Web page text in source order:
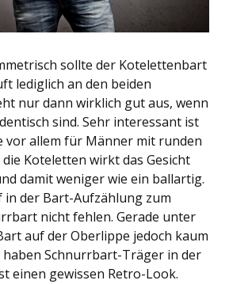
sollte der Kotelettenbart
lediglich an den beiden
nur dann wirklich gut aus, wenn
sind. Sehr interessant ist
vor allem für Männer mit runden
Koteletten wirkt das Gesicht
damit weniger wie ein ballartig.
in der Bart-Aufzählung zum
nicht fehlen. Gerade unter
auf der Oberlippe jedoch kaum
Schnurrbart-Träger in der
einen gewissen Retro-Look.